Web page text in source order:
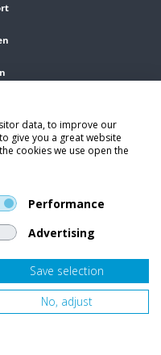
en kortingsacties.
& Snowgemiddeld met een
data, to improve our
give you a great website
cookies we use open the
Performance
Advertising
Save selection
No, adjust